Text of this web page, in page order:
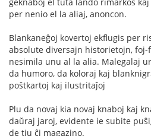
per nenio el la aliaj, anoncon.
Blankaneĝoj kovertoj ekflugis per
absolute diversajn historietojn,
nesimila unu al la alia. Malegalaj
da humoro, da koloraj kaj
poŝtkartoj kaj ilustritaĵoj
Plu da novaj kia novaj knaboj kaj
daŭraj jaroj, evidente ie subite
de tiu ĉi magazino.